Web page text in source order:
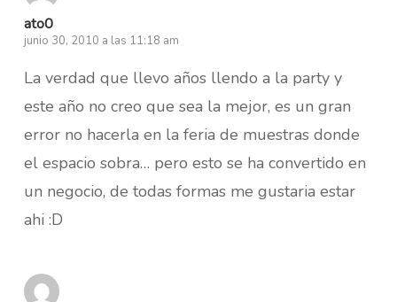
ato0
junio 30, 2010 a las 11:18 am
La verdad que llevo años llendo a la party y
este año no creo que sea la mejor, es un gran
error no hacerla en la feria de muestras donde
el espacio sobra… pero esto se ha convertido en
un negocio, de todas formas me gustaria estar
ahi :D